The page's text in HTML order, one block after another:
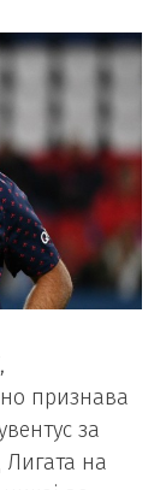
признава
за
на